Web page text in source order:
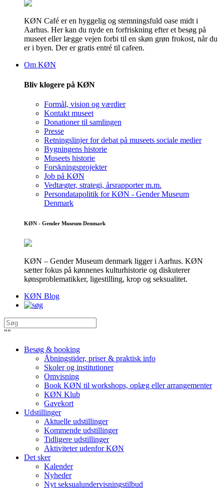
KØN Café er en hyggelig og stemningsfuld oase midt i
Aarhus. Her kan du nyde en forfriskning efter et besøg på
museet eller lægge vejen forbi til en skøn grøn frokost, når du
er i byen. Der er gratis entré til cafeen.
Om KØN
Bliv klogere på KØN
Formål, vision og værdier
Kontakt museet
Donationer til samlingen
Presse
Retningslinjer for debat på museets sociale medier
Bygningens historie
Museets historie
Forskningsprojekter
Job på KØN
Vedtægter, strategi, årsrapporter m.m.
Persondatapolitik for KØN - Gender Museum
Denmark
KØN - Gender Museum Denmark
KØN – Gender Museum denmark ligger i Aarhus. KØN
sætter fokus på kønnenes kulturhistorie og diskuterer
kønsproblematikker, ligestilling, krop og seksualitet.
KØN Blog
""
Besøg & booking
Åbningstider, priser & praktisk info
Skoler og institutioner
Omvisning
Book KØN til workshops, oplæg eller arrangementer
KØN Klub
Gavekort
Udstillinger
Aktuelle udstillinger
Kommende udstillinger
Tidligere udstillinger
Aktiviteter udenfor KØN
Det sker
Kalender
Nyheder
Nyt seksualundervisningstilbud